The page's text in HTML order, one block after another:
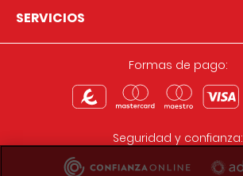
SERVICIOS
Formas de pago:
Seguridad y confianza: